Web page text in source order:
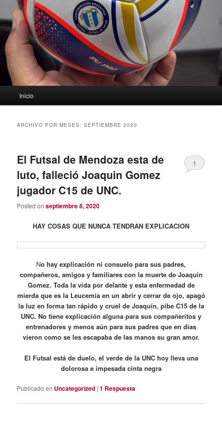
Inicio
ARCHIVO POR MESES:SEPTIEMBRE 2020
El Futsal de Mendoza esta de
luto, falleció Joaquin Gomez
jugador C15 de UNC.
Posted onseptiembre 8, 2020
1
HAY COSAS QUE NUNCA TENDRAN EXPLICACION
No hay explicación ni consuelo para sus padres,
compañeros, amigos y familiares con la muerte de Joaquín
Gomez. Toda la vida por delante y esta enfermedad de
mierda que es la Leucemia en un abrir y cerrar de ojo, apagó
la luz en forma tan rápido y cruel de Joaquín, pibe C15 de la
UNC. No tiene explicación alguna para sus compañeritos y
entrenadores y menos aún para sus padres que en días
vieron como se les escapaba de las manos su gran amor.
El Futsal está de duelo, el verde de la UNC hoy lleva una
dolorosa e impesada cinta negra
Publicado en Uncategorized |1 Respuesta